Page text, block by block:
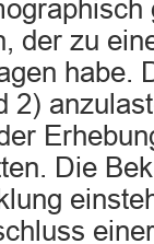
der zu
habe.
2)
Die